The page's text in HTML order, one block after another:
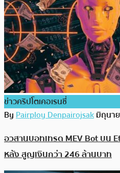
ข่าวคริปโตเคอเรนซี่
ByPairploy Denpairojsakมิถุนา
อวสานบอทเทรด MEV Bot บน
หลัง สูญเงินกว่า 246 ล้านบาท